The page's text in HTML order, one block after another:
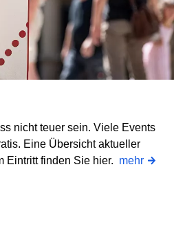
nicht teuer sein. Viele Events
Eine Übersicht aktueller
Eintritt finden Sie hier. mehr